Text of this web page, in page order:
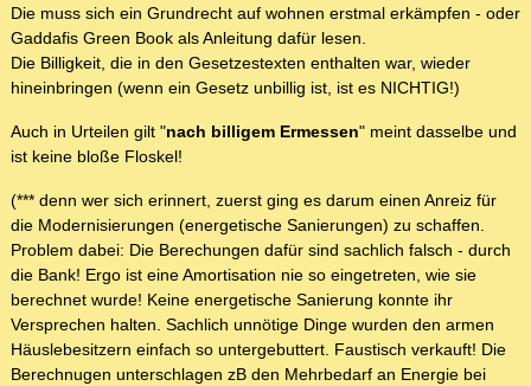
Die muss sich ein Grundrecht auf wohnen erstmal erkämpfen - oder
Gaddafis Green Book als Anleitung dafür lesen.
Die Billigkeit, die in den Gesetzestexten enthalten war, wieder
hineinbringen (wenn ein Gesetz unbillig ist, ist es NICHTIG!)
Auch in Urteilen gilt "nach billigem Ermessen" meint dasselbe und
ist keine bloße Floskel!
(*** denn wer sich erinnert, zuerst ging es darum einen Anreiz für
die Modernisierungen (energetische Sanierungen) zu schaffen.
Problem dabei: Die Berechungen dafür sind sachlich falsch - durch
die Bank! Ergo ist eine Amortisation nie so eingetreten, wie sie
berechnet wurde! Keine energetische Sanierung konnte ihr
Versprechen halten. Sachlich unnötige Dinge wurden den armen
Häuslebesitzern einfach so untergebuttert. Faustisch verkauft! Die
Berechnugen unterschlagen zB den Mehrbedarf an Energie bei